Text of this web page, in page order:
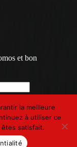
et bon
vêtements
la meilleure
à utiliser ce
satisfait.